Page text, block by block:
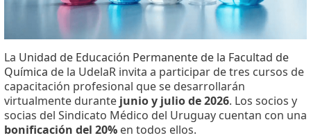
La Unidad de Educación Permanente de la Facultad de
Química de la UdelaR invita a participar de tres cursos de
capacitación profesional que se desarrollarán
virtualmente durante junio y julio de 2026. Los socios y
socias del Sindicato Médico del Uruguay cuentan con una
bonificación del 20% en todos ellos.